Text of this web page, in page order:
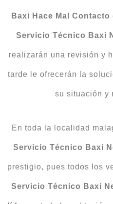
Baxi Hace Mal Contacto
Servicio Técnico Baxi
realizarán una revisión y
tarde le ofrecerán la
su situación y
En toda la localidad
Servicio Técnico Baxi
prestigio, pues todos los
Servicio Técnico Baxi